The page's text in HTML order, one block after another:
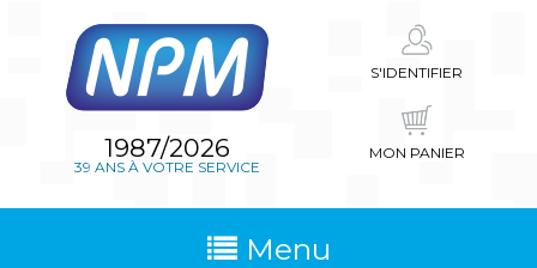
1987/2026
39 ANS À VOTRE SERVICE
S'IDENTIFIER
MON PANIER
Menu